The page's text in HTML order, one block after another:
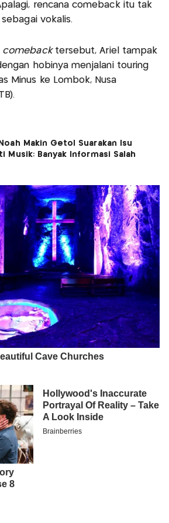
rencana comeback itu tak
vokalis.
comebacktersebut, Ariel tampak
hobinya menjalani touring
Minus ke Lombok, Nusa
Makin Getol Suarakan Isu
Musik: Banyak Informasi Salah